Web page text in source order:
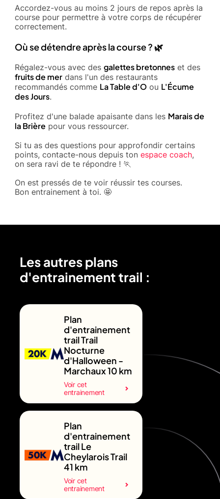
Accordez-vous au moins 2 jours de repos après la
course pour permettre à votre corps de récupérer
correctement.
Où se détendre après la course ? 🌿
Régalez-vous avec des galettes bretonnes et des
fruits de mer dans l'un des restaurants
recommandés comme La Table d'O ou L'Écume
des Jours.
Profitez d'une balade apaisante dans les Marais de
la Brière pour vous ressourcer.
Si tu as des questions pour approfondir certains
points, contacte-nous depuis ton espace coach,
on sera ravi de te répondre ! 🏃
On est pressés de te voir réussir tes courses.
Bon entrainement à toi. 🤩
Les autres plans
d'entrainement trail :
Plan
d'entrainement
trail Trail
Nocturne
d'Halloween -
Marchaux 10 km
Voir cet
entrainement
Plan
d'entrainement
trail Le
Cheylarois Trail
41 km
Voir cet
entrainement